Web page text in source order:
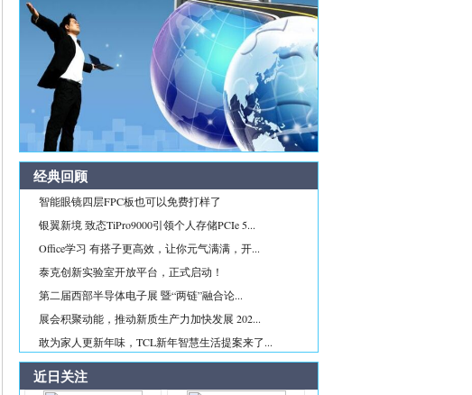
经典回顾
智能眼镜四层FPC板也可以免费打样了
银翼新境 致态TiPro9000引领个人存储PCIe 5...
Office学习 有搭子更高效，让你元气满满，开...
泰克创新实验室开放平台，正式启动！
第二届西部半导体电子展 暨“两链”融合论...
展会积聚动能，推动新质生产力加快发展 202...
敢为家人更新年味，TCL新年智慧生活提案来了...
近日关注